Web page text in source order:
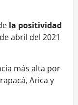
la positividad
abril del 2021
más alta por
Arica y